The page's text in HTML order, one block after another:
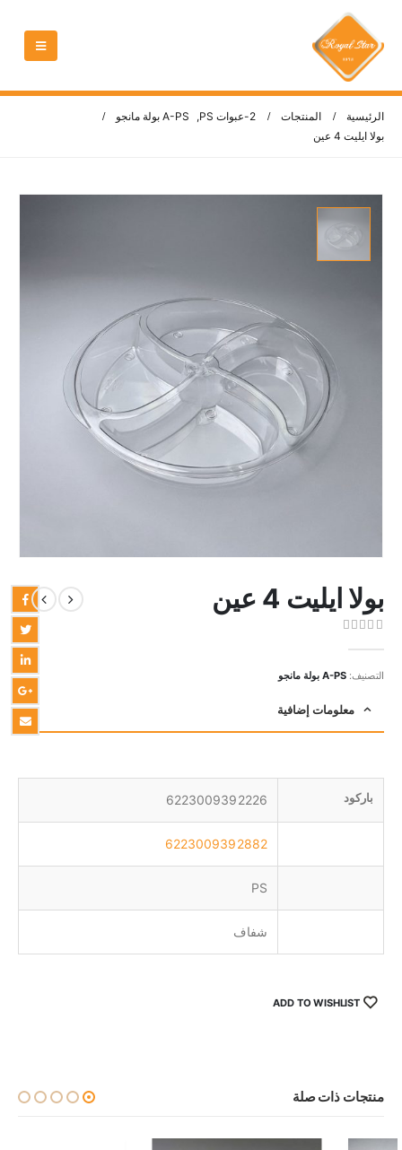
الرئيسية المنتجات 2-عبوات PS ,
A-PS بولة مانجو
بولا ايليت 4 عين
بولا ايليت 4 عين
التصنيف: A-PS بولة مانجو
معلومات إضافية
باركود 6223009392226
6223009392882
PS
شفاف
ADD TO WISHLIST
منتجات ذات صلة